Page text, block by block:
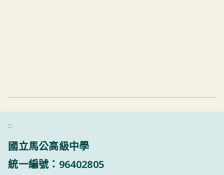
:::
國立馬公高級中學
統一編號：96402805